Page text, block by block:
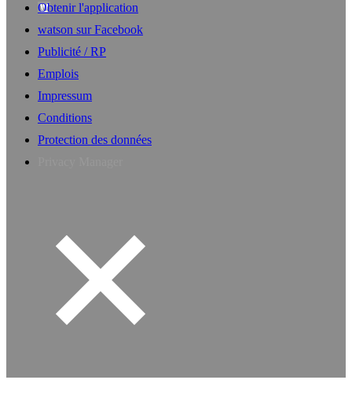
Obtenir l'application
watson sur Facebook
Publicité / RP
Emplois
Impressum
Conditions
Protection des données